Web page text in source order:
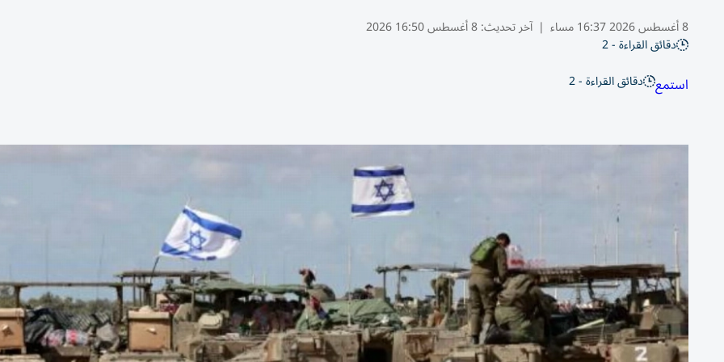
8 أغسطس 2026 16:37 مساء | آخر تحديث:8 أغسطس 16:50 2026
دقائق القراءة - 2
استمع دقائق القراءة - 2